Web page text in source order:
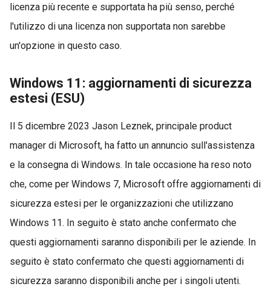
licenza più recente e supportata ha più senso, perché
l'utilizzo di una licenza non supportata non sarebbe
un'opzione in questo caso.
Windows 11: aggiornamenti di sicurezza
estesi (ESU)
Il 5 dicembre 2023 Jason Leznek, principale product
manager di Microsoft, ha fatto un annuncio sull'assistenza
e la consegna di Windows. In tale occasione ha reso noto
che, come per Windows 7, Microsoft offre aggiornamenti di
sicurezza estesi per le organizzazioni che utilizzano
Windows 11. In seguito è stato anche confermato che
questi aggiornamenti saranno disponibili per le aziende. In
seguito è stato confermato che questi aggiornamenti di
sicurezza saranno disponibili anche per i singoli utenti.